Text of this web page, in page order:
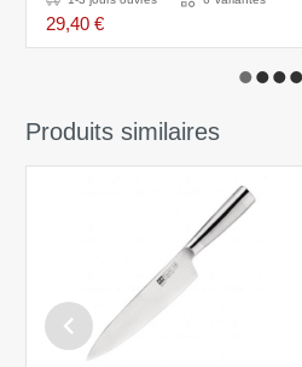
29,40 €
Produits similaires